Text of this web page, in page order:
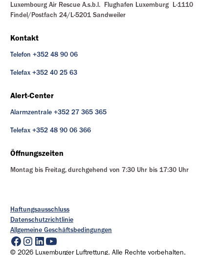
Luxembourg Air Rescue A.s.b.l. Flughafen Luxemburg L-1110
Findel/Postfach 24/L-5201 Sandweiler
Kontakt
Telefon +352 48 90 06
Telefax +352 40 25 63
Alert-Center
Alarmzentrale +352 27 365 365
Telefax +352 48 90 06 366
Öffnungszeiten
Montag bis Freitag, durchgehend von 7:30 Uhr bis 17:30 Uhr
© 2026 Luxemburger Luftrettung. Alle Rechte vorbehalten.
Haftungsausschluss
Datenschutzrichtlinie
Allgemeine Geschäftsbedingungen